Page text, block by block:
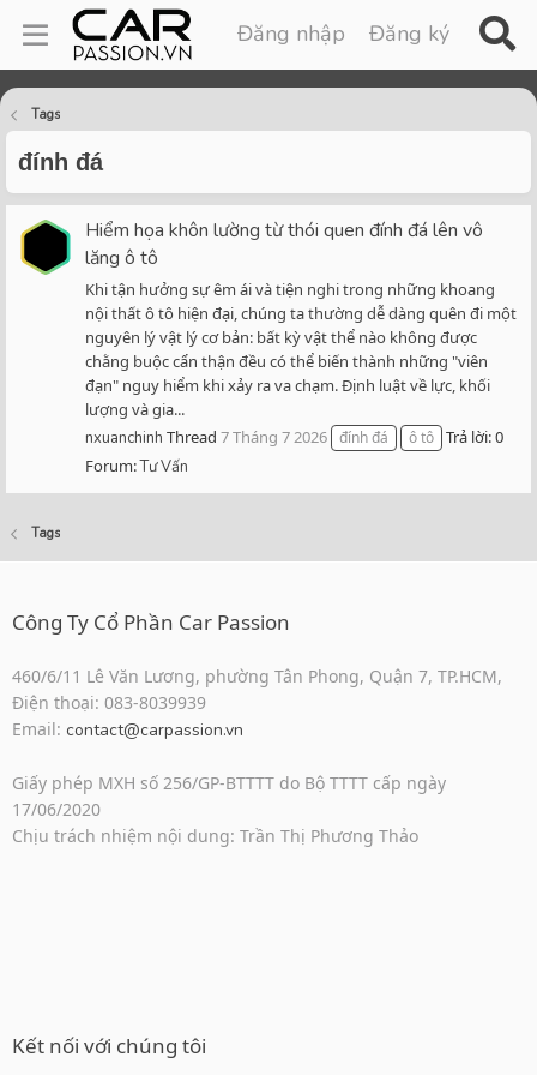
Đăng nhập Đăng ký
Tags
đính đá
Hiểm họa khôn lường từ thói quen đính đá lên vô
lăng ô tô
Khi tận hưởng sự êm ái và tiện nghi trong những khoang
nội thất ô tô hiện đại, chúng ta thường dễ dàng quên đi một
nguyên lý vật lý cơ bản: bất kỳ vật thể nào không được
chằng buộc cẩn thận đều có thể biến thành những "viên
đạn" nguy hiểm khi xảy ra va chạm. Định luật về lực, khối
lượng và gia...
nxuanchinh Thread 7 Tháng 7 2026 đính đá ô tô Trả lời: 0
Forum:Tư Vấn
Tags
Công Ty Cổ Phần Car Passion
460/6/11 Lê Văn Lương, phường Tân Phong, Quận 7, TP.HCM,
Điện thoại: 083-8039939
Email: contact@carpassion.vn
Giấy phép MXH số 256/GP-BTTTT do Bộ TTTT cấp ngày
17/06/2020
Chịu trách nhiệm nội dung: Trần Thị Phương Thảo
Kết nối với chúng tôi